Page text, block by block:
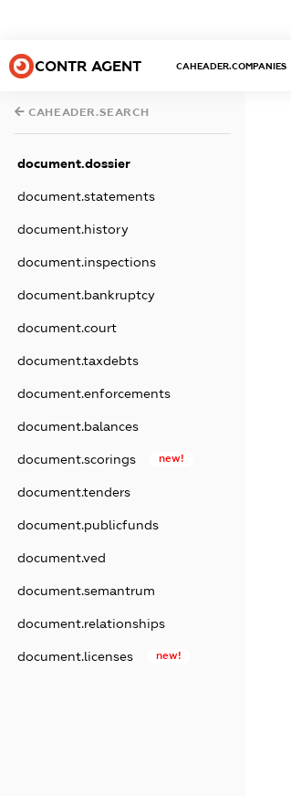
CONTR AGENT CAHEADER.COMPANIES
CAHEADER.SEARCH
document.dossier
document.statements
document.history
document.inspections
document.bankruptcy
document.court
document.taxdebts
document.enforcements
document.balances
document.scorings new!
document.tenders
document.publicfunds
document.ved
document.semantrum
document.relationships
document.licenses new!